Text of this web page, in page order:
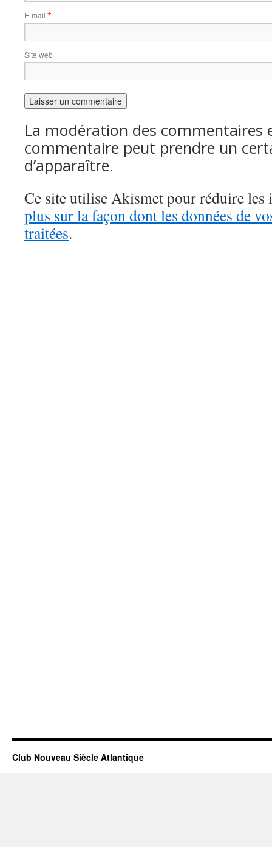
E-mail *
Site web
La modération des commentaires
commentaire peut prendre un
d’apparaître.
Ce site utilise Akismet pour réduire les
plus sur la façon dont les données de
traitées.
Club Nouveau Siècle Atlantique